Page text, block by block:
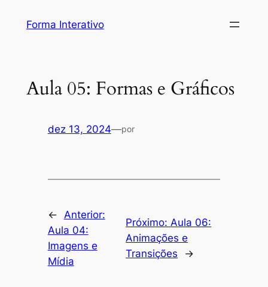
Forma Interativo
Aula 05: Formas e Gráficos
dez 13, 2024—por
←
Anterior:
Aula 04:
Imagens e
Mídia
Próximo: Aula 06:
Animações e
Transições
→